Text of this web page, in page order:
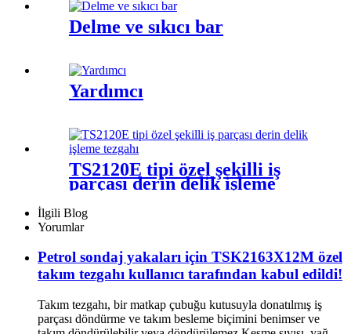
Delme ve sıkıcı bar
Yardımcı
TS2120E tipi özel şekilli iş
parçası derin delik işleme
tezgahı
İlgili Blog
Yorumlar
Petrol sondaj yakaları için TSK2163X12M özel
takım tezgahı kullanıcı tarafından kabul edildi!
Takım tezgahı, bir matkap çubuğu kutusuyla donatılmış iş
parçası döndürme ve takım besleme biçimini benimser ve